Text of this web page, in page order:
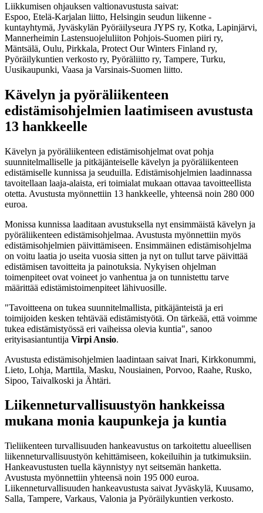
Liikkumisen ohjauksen valtionavustusta saivat:
Espoo, Etelä-Karjalan liitto, Helsingin seudun liikenne -
kuntayhtymä, Jyväskylän Pyöräilyseura JYPS ry, Kotka, Lapinjärvi,
Mannerheimin Lastensuojeluliiton Pohjois-Suomen piiri ry,
Mäntsälä, Oulu, Pirkkala, Protect Our Winters Finland ry,
Pyöräilykuntien verkosto ry, Pyöräliitto ry, Tampere, Turku,
Uusikaupunki, Vaasa ja Varsinais-Suomen liitto.
Kävelyn ja pyöräliikenteen
edistämisohjelmien laatimiseen avustusta
13 hankkeelle
Kävelyn ja pyöräliikenteen edistämisohjelmat ovat pohja
suunnitelmalliselle ja pitkäjänteiselle kävelyn ja pyöräliikenteen
edistämiselle kunnissa ja seuduilla. Edistämisohjelmien laadinnassa
tavoitellaan laaja-alaista, eri toimialat mukaan ottavaa tavoitteellista
otetta. Avustusta myönnettiin 13 hankkeelle, yhteensä noin 280 000
euroa.
Monissa kunnissa laaditaan avustuksella nyt ensimmäistä kävelyn ja
pyöräliikenteen edistämisohjelmaa. Avustusta myönnettiin myös
edistämisohjelmien päivittämiseen. Ensimmäinen edistämisohjelma
on voitu laatia jo useita vuosia sitten ja nyt on tullut tarve päivittää
edistämisen tavoitteita ja painotuksia. Nykyisen ohjelman
toimenpiteet ovat voineet jo vanhentua ja on tunnistettu tarve
määrittää edistämistoimenpiteet lähivuosille.
"Tavoitteena on tukea suunnitelmallista, pitkäjänteistä ja eri
toimijoiden kesken tehtävää edistämistyötä. On tärkeää, että voimme
tukea edistämistyössä eri vaiheissa olevia kuntia", sanoo
erityisasiantuntija Virpi Ansio.
Avustusta edistämisohjelmien laadintaan saivat Inari, Kirkkonummi,
Lieto, Lohja, Marttila, Masku, Nousiainen, Porvoo, Raahe, Rusko,
Sipoo, Taivalkoski ja Ähtäri.
Liikenneturvallisuustyön hankkeissa
mukana monia kaupunkeja ja kuntia
Tieliikenteen turvallisuuden hankeavustus on tarkoitettu alueellisen
liikenneturvallisuustyön kehittämiseen, kokeiluihin ja tutkimuksiin.
Hankeavustusten tuella käynnistyy nyt seitsemän hanketta.
Avustusta myönnettiin yhteensä noin 195 000 euroa.
Liikenneturvallisuuden hankeavustusta saivat Jyväskylä, Kuusamo,
Salla, Tampere, Varkaus, Valonia ja Pyöräilykuntien verkosto.